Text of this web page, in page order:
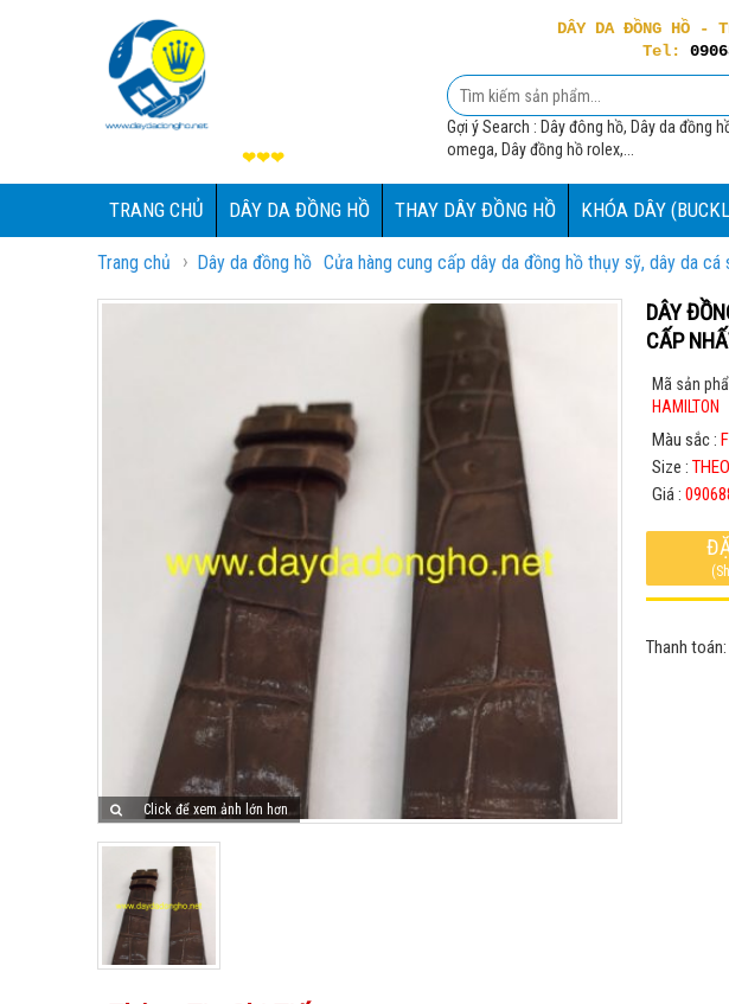
❤❤❤
DÂY DA ĐỒNG HỒ -
Tel:
Gợi ý Search : Dây đông hồ, Dây da đồng
omega, Dây đồng hồ rolex,...
TRANG CHỦ DÂY DA ĐỒNG HỒ THAY DÂY ĐỒNG HỒ KHÓA DÂY
Trang chủ › Dây da đồng hồ Cửa hàng cung cấp dây da đồng hồ thụy sỹ, dây da cá
Click để xem ảnh lớn hơn
DÂY
CẤP
Mã sản
HAMILTON
Màu sắc :
Size :
Giá :
Thanh toán: